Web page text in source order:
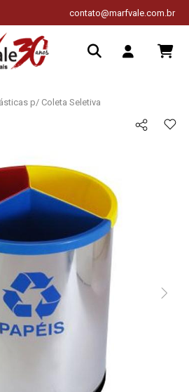
contato@marfvale.com.br
p/ Coleta Seletiva